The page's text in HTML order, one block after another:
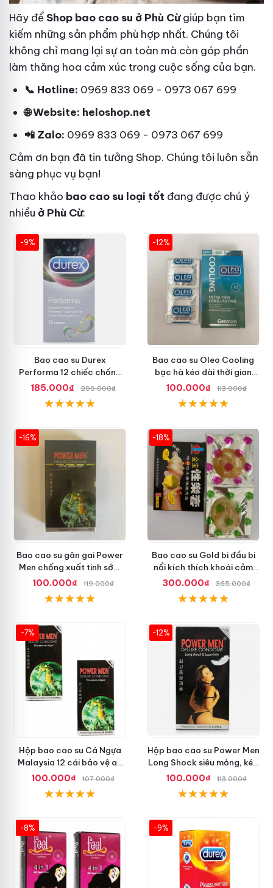
Hãy đểShop bao cao su ở Phù Cừgiúp bạn tìm
kiếm những sản phẩm phù hợp nhất. Chúng tôi
không chỉ mang lại sự an toàn mà còn góp phần
làm thăng hoa cảm xúc trong cuộc sống của bạn.
📞 Hotline: 0969 833 069 - 0973 067 699
🌐 Website: heloshop.net
📲 Zalo: 0969 833 069 - 0973 067 699
Cảm ơn bạn đã tin tưởng Shop. Chúng tôi luôn sẵn
sàng phục vụ bạn!
Thao khảo bao cao su loại tốt đang được chú ý
nhiều ở Phù Cừ:
-9%
Bao cao su Durex
Performa 12 chiếc chống
xuất tinh sớm chuẩn Thái
Lan
185.000₫ 200.000₫
-12%
Bao cao su Oleo Cooling
bạc hà kéo dài thời gian
quan hệ an toàn
100.000₫ 113.000₫
-16%
Bao cao su gân gai Power
Men chống xuất tinh sớm
tăng khoái cảm
100.000₫ 119.000₫
-18%
Bao cao su Gold bi đầu bi
nổi kích thích khoái cảm
nhiều
300.000₫ 365.000₫
-7%
Hộp bao cao su Cá Ngựa
Malaysia 12 cái bảo vệ an
toàn tuyệt đối
100.000₫ 107.000₫
-12%
Hộp bao cao su Power Men
Long Shock siêu mỏng, kéo
dài quan hệ thoải mái
100.000₫ 113.000₫
-8% -9%